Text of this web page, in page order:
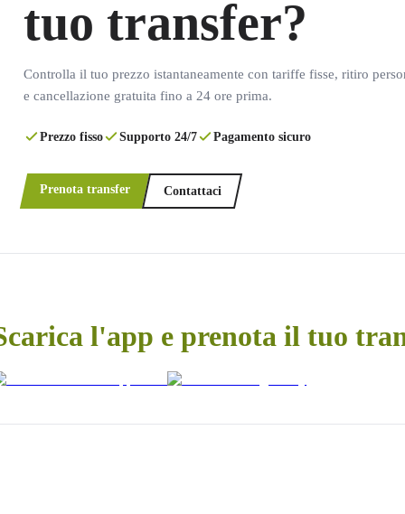
tuo transfer?
Controlla il tuo prezzo istantaneamente con tariffe fisse, ritiro
e cancellazione gratuita fino a 24 ore prima.
Prezzo fisso Supporto 24/7 Pagamento sicuro
Prenota transfer Contattaci
l'app e prenota il tuo